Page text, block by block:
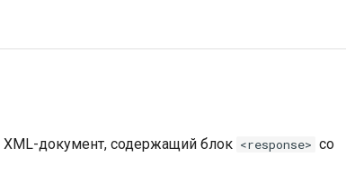
документ, содержащий блок <response> со